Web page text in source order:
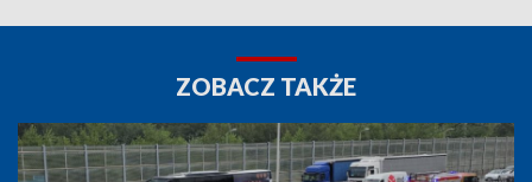
ZOBACZ TAKŻE